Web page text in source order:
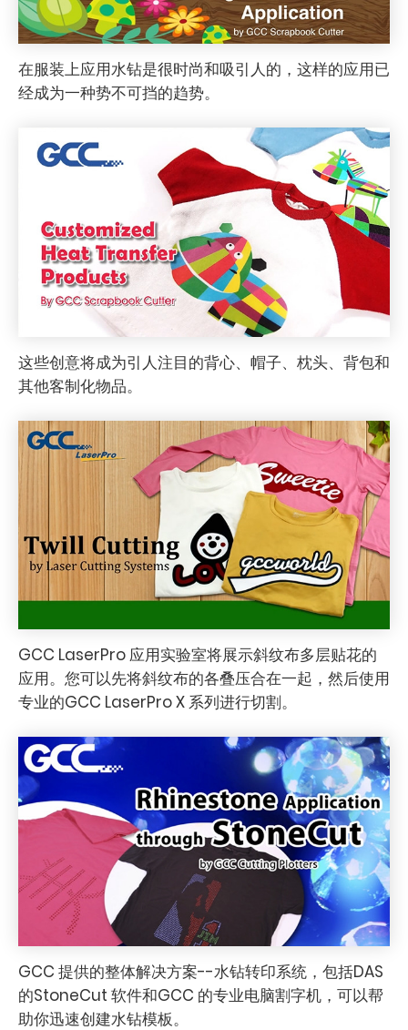
在服装上应用水钻是很时尚和吸引人的，这样的应用已
经成为一种势不可挡的趋势。
这些创意将成为引人注目的背心、帽子、枕头、背包和
其他客制化物品。
GCC LaserPro 应用实验室将展示斜纹布多层贴花的
应用。您可以先将斜纹布的各叠压合在一起，然后使用
专业的GCC LaserPro X 系列进行切割。
GCC 提供的整体解决方案--水钻转印系统，包括DAS
的StoneCut 软件和GCC 的专业电脑割字机，可以帮
助你迅速创建水钻模板。